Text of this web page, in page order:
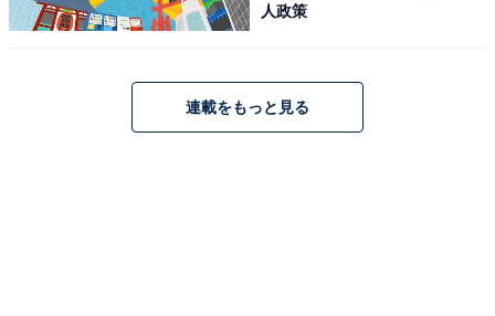
間には親が寝ています。ガタガタしてしまうような場所
いませんが、何となく気が引けます」と共同生活面での
人政策
連載をもっと見る